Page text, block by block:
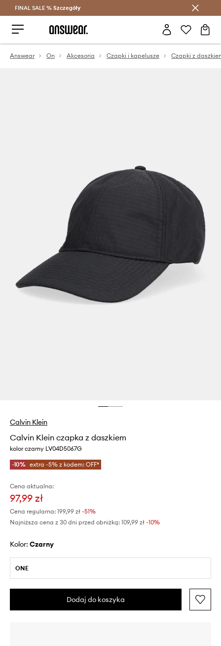
Oszczędzaj z Answear Club >
FINAL SALE % Szczegóły
Answear On Akcesoria Czapki i kapelusze Czapki z
Calvin Klein
Calvin Klein czapka z daszkiem
kolor czarny LV04D5067G
-10% extra -5% z kodem: OFF*
Cena aktualna:
97,99 zł
Cena regularna: 199,99 zł -51%
Najniższa cena z 30 dni przed obniżką: 109,99 zł -10%
Kolor: czarny
ONE
Dodaj do koszyka